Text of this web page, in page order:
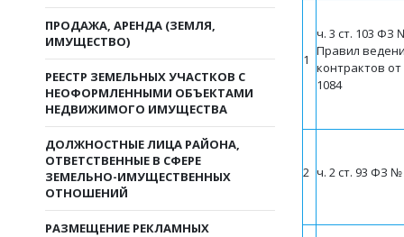
ПРОДАЖА, АРЕНДА (ЗЕМЛЯ,
ИМУЩЕСТВО)
РЕЕСТР ЗЕМЕЛЬНЫХ УЧАСТКОВ С
НЕОФОРМЛЕННЫМИ ОБЪЕКТАМИ
НЕДВИЖИМОГО ИМУЩЕСТВА
ДОЛЖНОСТНЫЕ ЛИЦА РАЙОНА,
ОТВЕТСТВЕННЫЕ В СФЕРЕ
ЗЕМЕЛЬНО-ИМУЩЕСТВЕННЫХ
ОТНОШЕНИЙ
РАЗМЕЩЕНИЕ РЕКЛАМНЫХ
1
ч. 3 ст. 103 ФЗ
Правил
контрактов от
1084
2 ч. 2 ст. 93 ФЗ